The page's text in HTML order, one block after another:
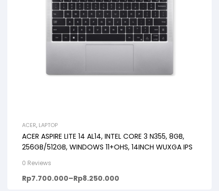
ACER, LAPTOP
ACER ASPIRE LITE 14 AL14, INTEL CORE 3 N355, 8GB,
256GB/512GB, WINDOWS 11+OHS, 14INCH WUXGA IPS
0 Reviews
Rp7.700.000–Rp8.250.000